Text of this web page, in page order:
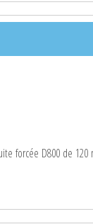
forcée D800 de